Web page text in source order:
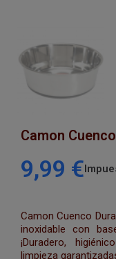
Camon
9,99 €
Camon Cuenco
inoxidable con
¡Duradero,
limpieza